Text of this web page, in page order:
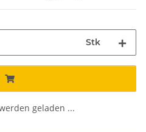
Stk
geladen ...